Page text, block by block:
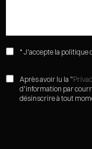
* J'accepte la politique
Après avoir lu la "
d'information par
désinscrire à tout